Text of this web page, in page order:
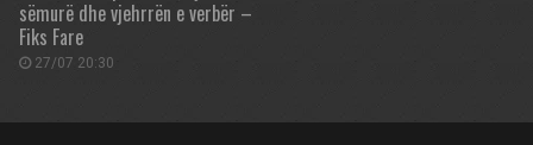
sëmurë dhe vjehrrën e verbër –
Fiks Fare
27/07 20:30